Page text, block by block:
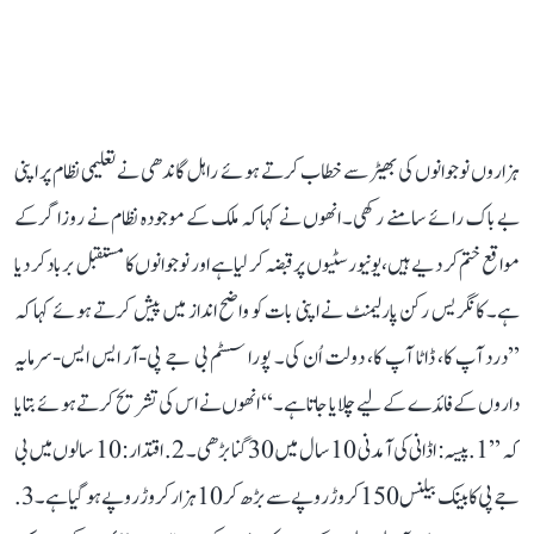
ہزاروں نوجوانوں کی بھیڑ سے خطاب کرتے ہوئے راہل گاندھی نے تعلیمی نظام پر اپنی
بے باک رائے سامنے رکھی۔ انھوں نے کہا کہ ملک کے موجودہ نظام نے روزاگر کے
مواقع ختم کر دیے ہیں، یونیورسٹیوں پر قبضہ کر لیا ہے اور نوجوانوں کا مستقبل برباد کر دیا
ہے۔ کانگریس رکن پارلیمنٹ نے اپنی بات کو واضح انداز میں پیش کرتے ہوئے کہا کہ
’’درد آپ کا، ڈاٹا آپ کا، دولت اُن کی۔ پورا سسٹم بی جے پی-آر ایس ایس-سرمایہ
داروں کے فائدے کے لیے چلایا جاتا ہے۔‘‘ انھوں نے اس کی تشریح کرتے ہوئے بتایا
کہ ’’1. پیسہ: اڈانی کی آمدنی 10 سال میں 30 گنا بڑھی۔ 2. اقتدار: 10 سالوں میں بی
جے پی کا بینک بیلنس 150 کروڑ روپے سے بڑھ کر 10 ہزار کروڑ روپے ہو گیا ہے۔ 3.